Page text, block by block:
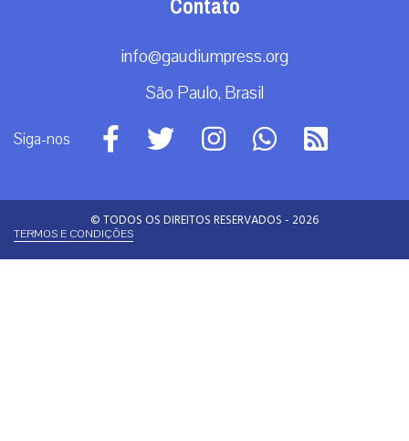
info@gaudiumpress.org
São Paulo, Brasil
Siga-nos
© TODOS OS DIREITOS RESERVADOS - 2026
TERMOS E CONDIÇÕES